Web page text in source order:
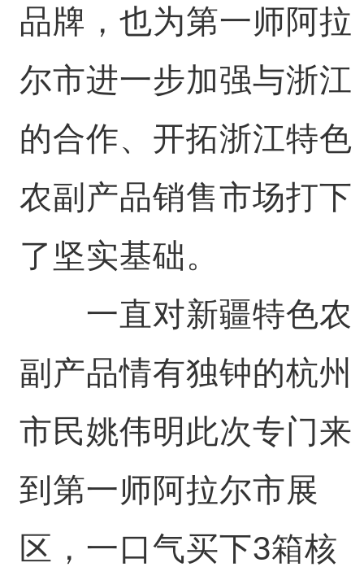
品牌，也为第一师阿拉
尔市进一步加强与浙江
的合作、开拓浙江特色
农副产品销售市场打下
了坚实基础。
一直对新疆特色农
副产品情有独钟的杭州
市民姚伟明此次专门来
到第一师阿拉尔市展
区，一口气买下3箱核